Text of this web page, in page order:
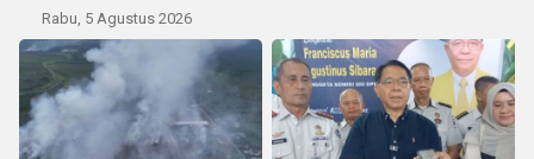
Rabu, 5 Agustus 2026